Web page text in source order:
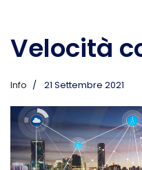
Velocità
Info 21 Settembre 2021